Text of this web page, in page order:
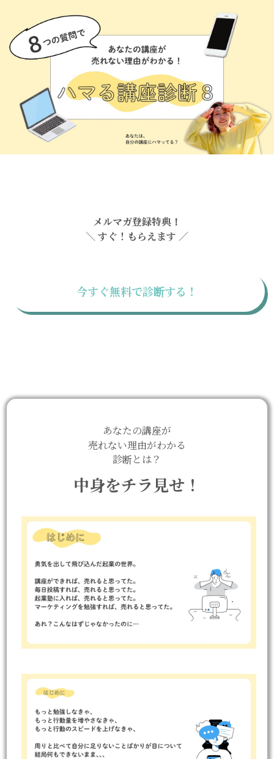
メルマガ登録特典！
＼ すぐ！もらえます ／
今すぐ無料で診断する！
あなたの講座が
売れない理由がわかる
診断とは？
中身をチラ見せ！